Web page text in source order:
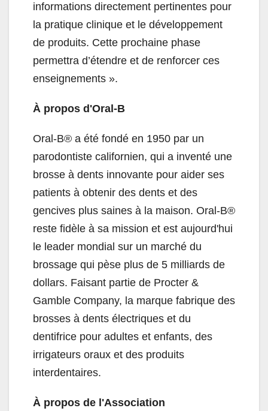
informations directement pertinentes pour
la pratique clinique et le développement
de produits. Cette prochaine phase
permettra d’étendre et de renforcer ces
enseignements ».
À propos d'Oral-B
Oral-B® a été fondé en 1950 par un
parodontiste californien, qui a inventé une
brosse à dents innovante pour aider ses
patients à obtenir des dents et des
gencives plus saines à la maison. Oral-B®
reste fidèle à sa mission et est aujourd'hui
le leader mondial sur un marché du
brossage qui pèse plus de 5 milliards de
dollars. Faisant partie de Procter &
Gamble Company, la marque fabrique des
brosses à dents électriques et du
dentifrice pour adultes et enfants, des
irrigateurs oraux et des produits
interdentaires.
À propos de l'Association